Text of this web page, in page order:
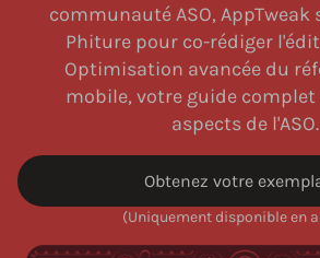
communauté ASO, AppTweak
Phiture pour co-rédiger
Optimisation avancée du
mobile, votre guide
aspects de l'ASO.
Obtenez votre
(Uniquement disponible en